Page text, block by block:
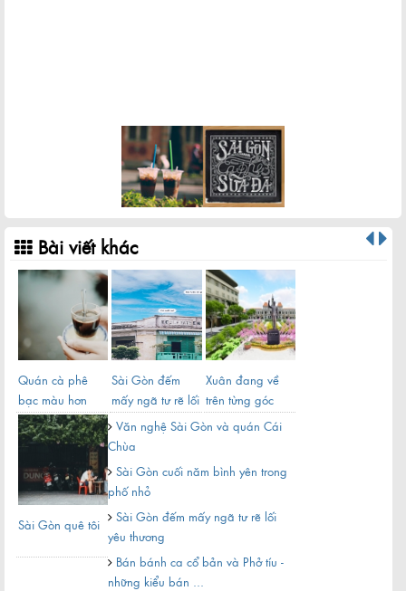
Bài viết khác
Quán cà phê
bạc màu hơn
nửa thế kỷ giữa
lòng Sài ...
Sài Gòn đếm
mấy ngã tư rẽ lối
yêu thương
Xuân đang về
trên từng góc
phố Sài Gòn
Sài Gòn quê tôi
Văn nghệ Sài Gòn và quán Cái
Chùa
Sài Gòn cuối năm bình yên trong
phố nhỏ
Sài Gòn đếm mấy ngã tư rẽ lối
yêu thương
Bán bánh ca cổ bản và Phở tíu -
những kiểu bán ...